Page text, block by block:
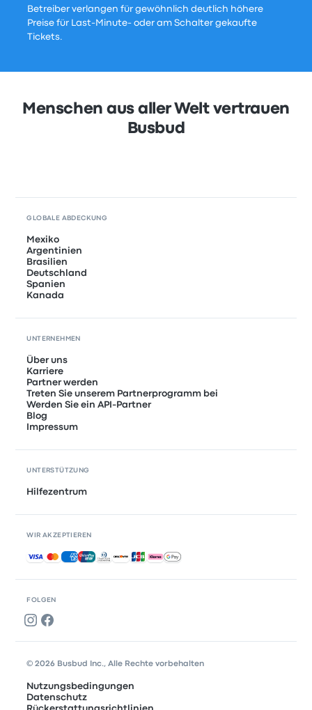
Betreiber verlangen für gewöhnlich deutlich höhere
Preise für Last-Minute- oder am Schalter gekaufte
Tickets.
Menschen aus aller Welt vertrauen
Busbud
FOLGEN
GLOBALE ABDECKUNG
Mexiko
Argentinien
Brasilien
Deutschland
Spanien
Kanada
UNTERNEHMEN
Über uns
Karriere
Partner werden
Treten Sie unserem Partnerprogramm bei
Werden Sie ein API-Partner
Blog
Impressum
UNTERSTÜTZUNG
Hilfezentrum
WIR AKZEPTIEREN
Akzeptierte Zahlungsmethoden
© 2026 Busbud Inc., Alle Rechte vorbehalten
Nutzungsbedingungen
Datenschutz